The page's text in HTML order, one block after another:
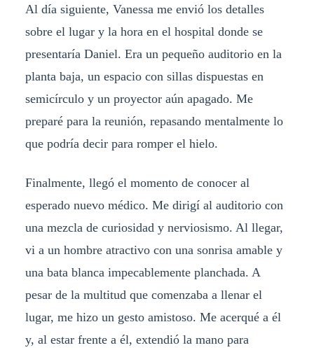
Al día siguiente, Vanessa me envió los detalles
sobre el lugar y la hora en el hospital donde se
presentaría Daniel. Era un pequeño auditorio en la
planta baja, un espacio con sillas dispuestas en
semicírculo y un proyector aún apagado. Me
preparé para la reunión, repasando mentalmente lo
que podría decir para romper el hielo.
Finalmente, llegó el momento de conocer al
esperado nuevo médico. Me dirigí al auditorio con
una mezcla de curiosidad y nerviosismo. Al llegar,
vi a un hombre atractivo con una sonrisa amable y
una bata blanca impecablemente planchada. A
pesar de la multitud que comenzaba a llenar el
lugar, me hizo un gesto amistoso. Me acerqué a él
y, al estar frente a él, extendió la mano para